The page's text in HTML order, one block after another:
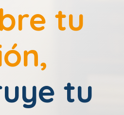
tu
tu